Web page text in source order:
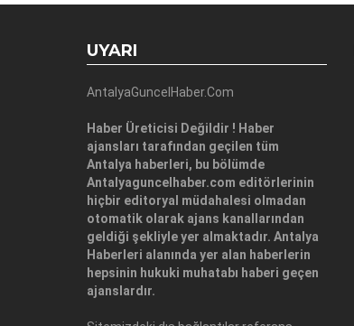
UYARI
AntalyaGuncelHaber.Com
Haber Üreticisi Değildir ! Haber
ajansları tarafından geçilen tüm
Antalya haberleri, bu bölümde
Antalyaguncelhaber.com editörlerinin
hiçbir editoryal müdahalesi olmadan
otomatik olarak ajans kanallarından
geldiği şekliyle yer almaktadır. Antalya
Haberleri alanında yer alan haberlerin
hepsinin hukuki muhatabı haberi geçen
ajanslardır.